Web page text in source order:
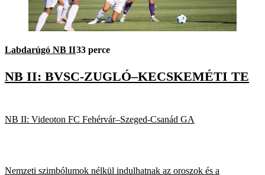
Labdarúgó NB II33 perce
NB II: BVSC-ZUGLÓ–KECSKEMÉTI TE
NB II: Videoton FC Fehérvár–Szeged-Csanád GA
Nemzeti szimbólumok nélkül indulhatnak az oroszok és a